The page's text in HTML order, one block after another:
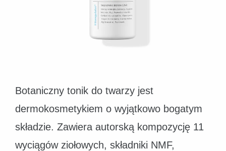
Botaniczny tonik do twarzy jest
dermokosmetykiem o wyjątkowo bogatym
składzie. Zawiera autorską kompozycję 11
wyciągów ziołowych, składniki NMF,